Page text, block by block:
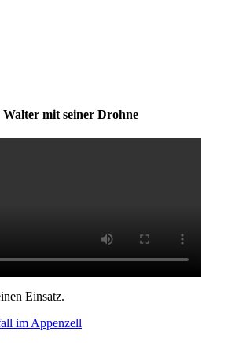
mit seiner Drohne
Einsatz.